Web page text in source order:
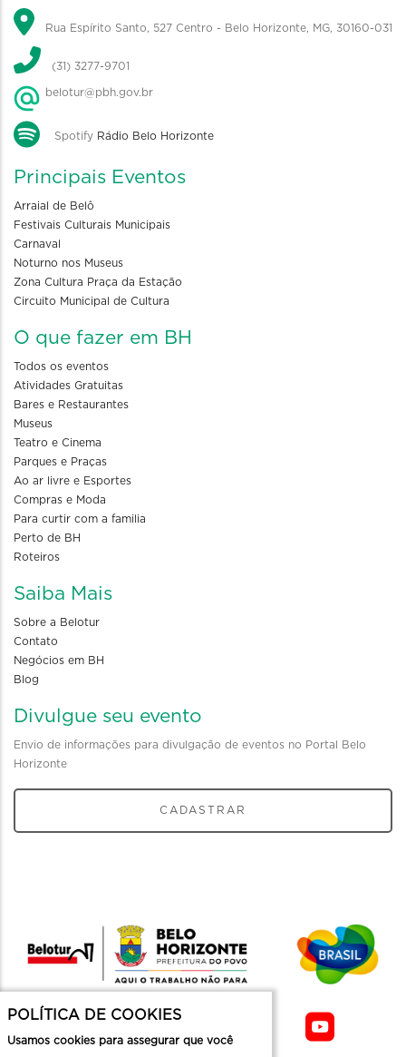
Rua Espírito Santo, 527 Centro - Belo Horizonte, MG, 30160-031
(31) 3277-9701
belotur@pbh.gov.br
Spotify Rádio Belo Horizonte
Principais Eventos
Arraial de Belô
Festivais Culturais Municipais
Carnaval
Noturno nos Museus
Zona Cultura Praça da Estação
Circuito Municipal de Cultura
O que fazer em BH
Todos os eventos
Atividades Gratuitas
Bares e Restaurantes
Museus
Teatro e Cinema
Parques e Praças
Ao ar livre e Esportes
Compras e Moda
Para curtir com a familia
Perto de BH
Roteiros
Saiba Mais
Sobre a Belotur
Contato
Negócios em BH
Blog
Divulgue seu evento
Envio de informações para divulgação de eventos no Portal Belo
Horizonte
CADASTRAR
POLÍTICA DE COOKIES
Usamos cookies para assegurar que você